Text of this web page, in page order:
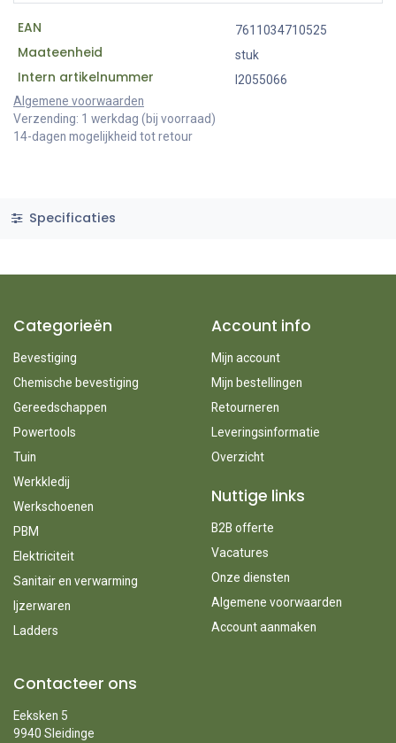
EAN 7611034710525
Maateenheid stuk
Intern artikelnummer
I2055066
Algemene voorwaarden
Verzending: 1 werkdag (bij voorraad)
14-dagen mogelijkheid tot retour
Specificaties
Categorieën
Bevestiging
Chemische bevestiging
Gereedschappen
Powertools
Tuin
Werkkledij
Werkschoenen
PBM
Elektriciteit
Sanitair en verwarming
Ijzerwaren
Ladders
Account info
Mijn account
Mijn bestellingen
Retourneren
Leveringsinformatie
Overzicht
Nuttige links
B2B offerte
Vacatures
Onze diensten
Algemene voorwaarden
Account aanmaken
Contacteer ons
Eeksken 5
9940 Sleidinge